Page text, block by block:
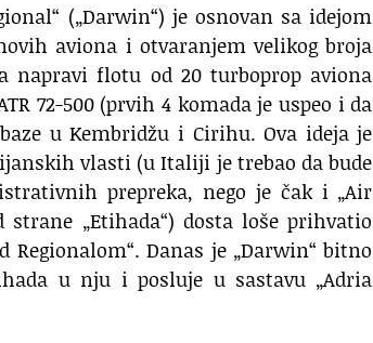
(„Darwin“) je osnovan sa idejom
aviona i otvaranjem velikog broja
flotu od 20 turboprop aviona
72-500 (prvih 4 komada je uspeo i da
u Kembridžu i Cirihu. Ova ideja je
vlasti (u Italiji je trebao da bude
prepreka, nego je čak i „Air
„Etihada“) dosta loše prihvatio
Danas je „Darwin“ bitno
u nju i posluje u sastavu „Adria